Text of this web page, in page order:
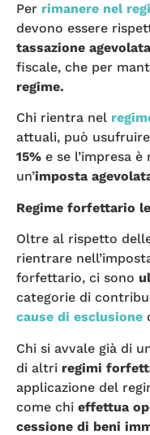
Per rimanere nel
devono essere
tassazione agevolata
fiscale, che per
regime.
Chi rientra nel
attuali, può
15% e se l’impresa è
un’imposta
Regime forfettario
Oltre al rispetto
rientrare
forfettario, ci sono
categorie di
cause di esclusione
Chi si avvale già di
di altri regimi
applicazione del
come chi effettua
cessione di beni